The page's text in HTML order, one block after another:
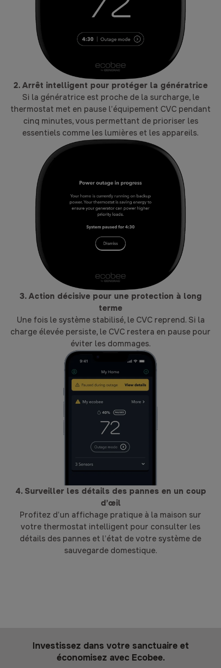
2. Arrêt intelligent pour protéger la génératrice
Si la génératrice est proche de la surcharge, le
thermostat met en pause l’équipement CVC pendant
cinq minutes, vous permettant de prioriser les
essentiels comme les lumières et les appareils.
3. Action décisive pour une protection à long
terme
Une fois le système stabilisé, le CVC reprend. Si la
charge élevée persiste, le CVC restera en pause pour
éviter les dommages.
4. Surveiller les détails des pannes en un coup
d’œil
Profitez d’un affichage pratique à la maison sur
votre thermostat intelligent pour consulter les
détails des pannes et l’état de votre système de
sauvegarde domestique.
Investissez dans votre sanctuaire et
économisez avec Ecobee.